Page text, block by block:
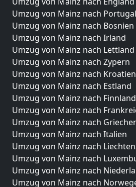
Umzug von Mainz nach Portugal
Umzug von Mainz nach
Umzug von Mainz nach Irland
Umzug von Mainz nach Lettland
Umzug von Mainz nach Zypern
Umzug von Mainz nach Kroatien
Umzug von Mainz nach Estland
Umzug von Mainz nach Finnland
Umzug von Mainz nach
Umzug von Mainz nach
Umzug von Mainz nach Italien
Umzug von Mainz nach
Umzug von Mainz nach
Umzug von Mainz nach
Umzug von Mainz nach